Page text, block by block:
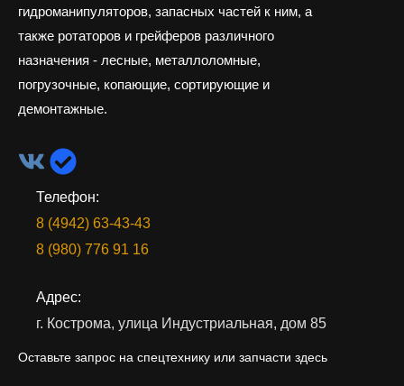
гидроманипуляторов, запасных частей к ним, а
также ротаторов и грейферов различного
назначения - лесные, металлоломные,
погрузочные, копающие, сортирующие и
демонтажные.
Телефон:
8 (4942) 63-43-43
8 (980) 776 91 16
Адрес:
г. Кострома, улица Индустриальная, дом 85
Оставьте запрос на спецтехнику или запчасти здесь